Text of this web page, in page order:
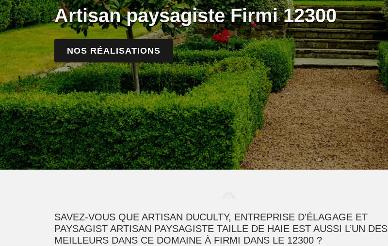
Artisan paysagiste Firmi 12300
NOS RÉALISATIONS
SAVEZ-VOUS QUE ARTISAN DUCULTY, ENTREPRISE D'ÉLAGAGE ET
PAYSAGIST ARTISAN PAYSAGISTE TAILLE DE HAIE EST AUSSI L’UN DES
MEILLEURS DANS CE DOMAINE À FIRMI DANS LE 12300 ?